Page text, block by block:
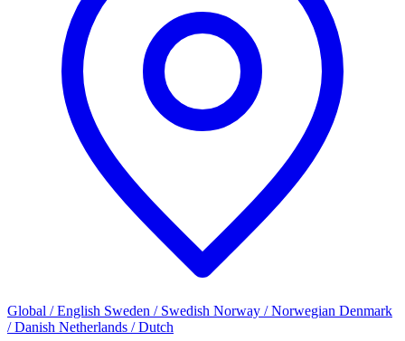
Global / English Sweden / Swedish Norway / Norwegian Denmark
/ Danish Netherlands / Dutch